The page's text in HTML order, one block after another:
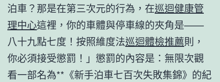
泊車？那是在第三次元的行為，在巡迴健康管
理中心這裡，你的車體與停車線的夾角是——
八十九點七度！按照維度法巡迴體檢推薦則，
你必須接受懲罰！」懲罰的內容是：無限次觀
看一部名為**《新手泊車七百次失敗集錦》的紀